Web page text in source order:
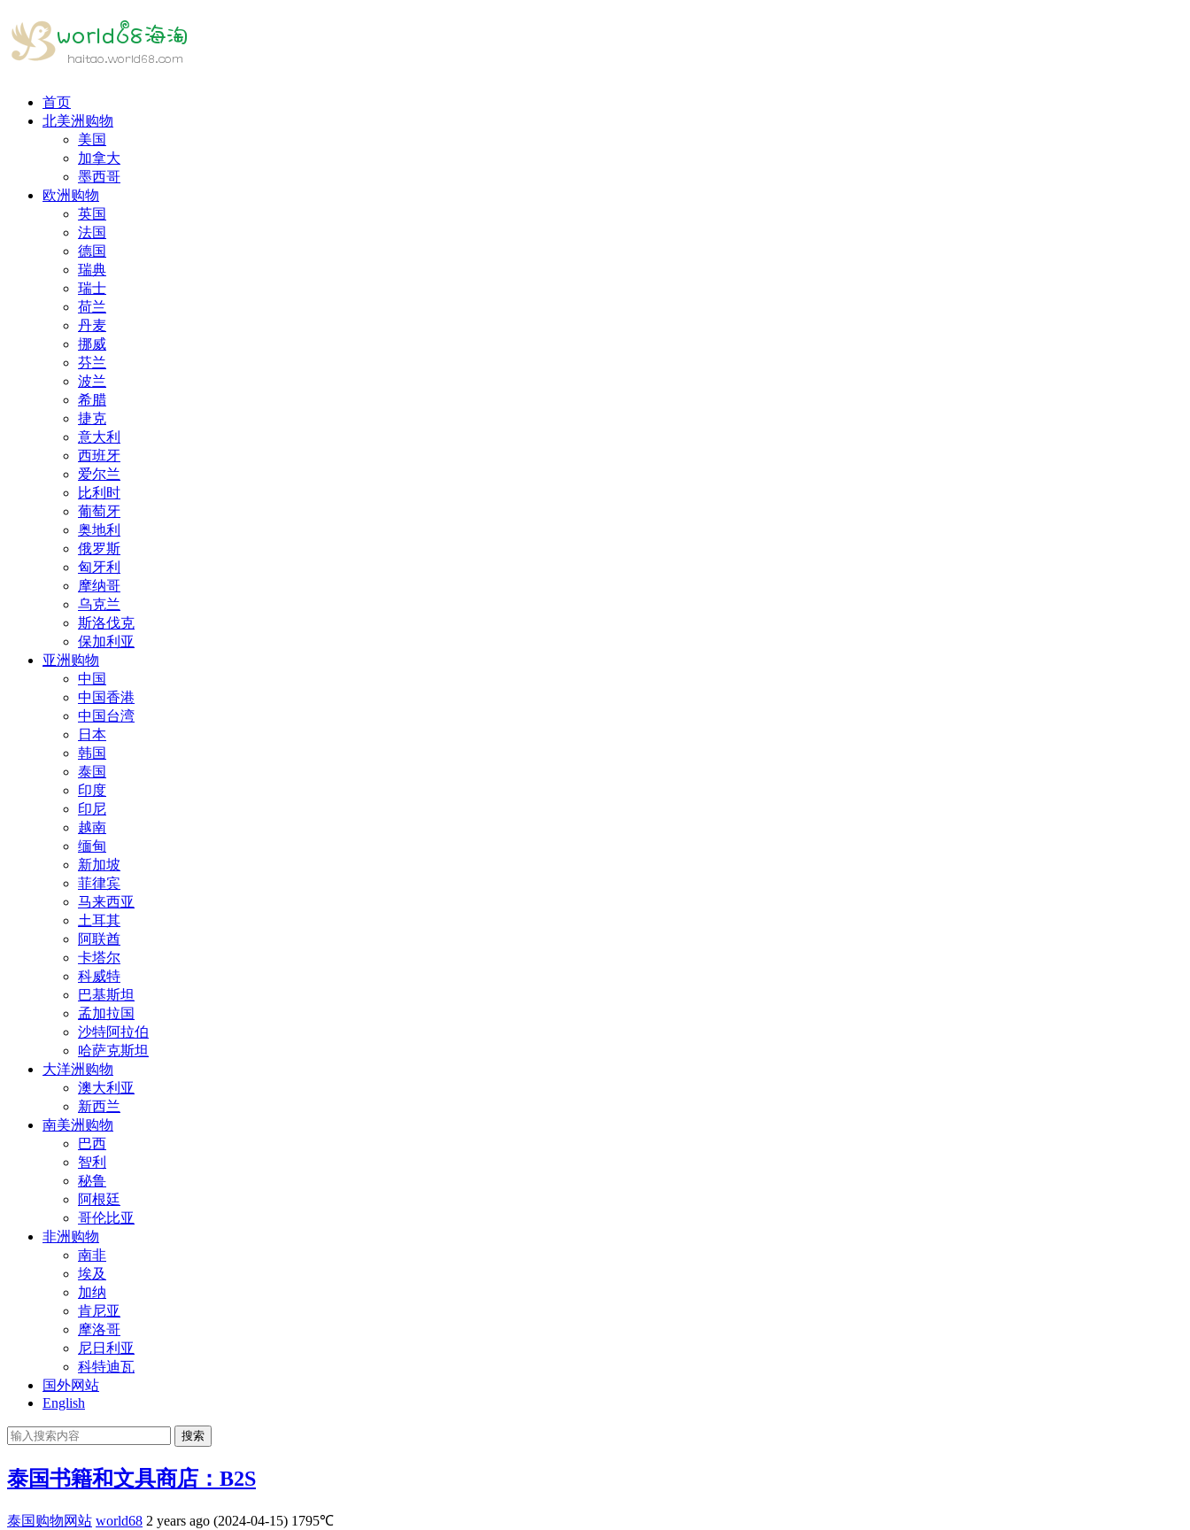
首页
北美洲购物
美国
加拿大
墨西哥
欧洲购物
英国
法国
德国
瑞典
瑞士
荷兰
丹麦
挪威
芬兰
波兰
希腊
捷克
意大利
西班牙
爱尔兰
比利时
葡萄牙
奥地利
俄罗斯
匈牙利
摩纳哥
乌克兰
斯洛伐克
保加利亚
亚洲购物
中国
中国香港
中国台湾
日本
韩国
泰国
印度
印尼
越南
缅甸
新加坡
菲律宾
马来西亚
土耳其
阿联酋
卡塔尔
科威特
巴基斯坦
孟加拉国
沙特阿拉伯
哈萨克斯坦
大洋洲购物
澳大利亚
新西兰
南美洲购物
巴西
智利
秘鲁
阿根廷
哥伦比亚
非洲购物
南非
埃及
加纳
肯尼亚
摩洛哥
尼日利亚
科特迪瓦
国外网站
English
搜索
泰国书籍和文具商店：B2S
泰国购物网站 world68 2 years ago (2024-04-15) 1795℃